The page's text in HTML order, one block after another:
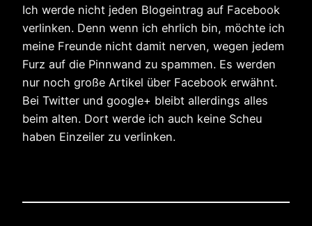
Ich werde nicht jeden Blogeintrag auf Facebook
verlinken. Denn wenn ich ehrlich bin, möchte ich
meine Freunde nicht damit nerven, wegen jedem
Furz auf die Pinnwand zu spammen. Es werden
nur noch große Artikel über Facebook erwähnt.
Bei Twitter und google+ bleibt allerdings alles
beim alten. Dort werde ich auch keine Scheu
haben Einzeiler zu verlinken.